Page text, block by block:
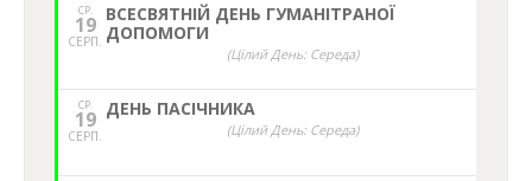
СР.
19
СЕРП.
ВСЕСВЯТНІЙ ДЕНЬ ГУМАНІТРАНОЇ
ДОПОМОГИ
(Цілий День: Середа)
СР.
19
СЕРП.
ДЕНЬ ПАСІЧНИКА
(Цілий День: Середа)